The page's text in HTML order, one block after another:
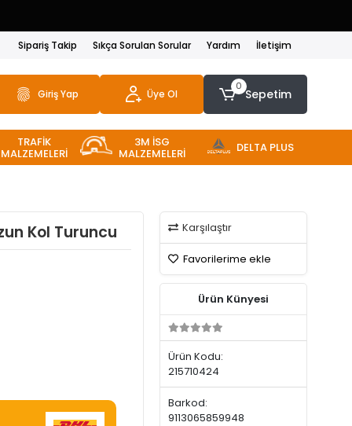
Sipariş Takip Sıkça Sorulan Sorular Yardım İletişim
Giriş Yap Üye Ol
0
Sepetim
TRAFİK
MALZEMELERİ
3M İSG
MALZEMELERİ DELTA PLUS
Kol Turuncu Karşılaştır
Favorilerime ekle
Ürün Künyesi
Ürün Kodu:
215710424
Barkod:
9113065859948